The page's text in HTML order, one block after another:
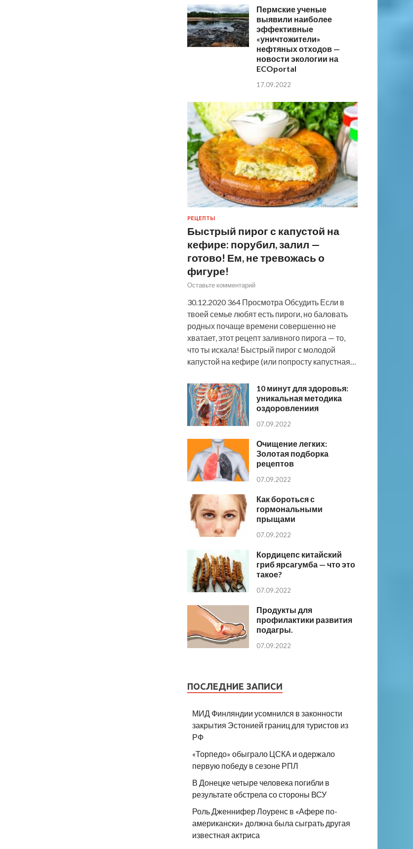
Пермские ученые
выявили наиболее
эффективные
«уничтожители»
нефтяных отходов —
новости экологии на
ECOportal
17.09.2022
РЕЦЕПТЫ
Быстрый пирог с капустой на
кефире: порубил, залил —
готово! Ем, не тревожась о
фигуре!
Оставьте комментарий
30.12.2020 364 Просмотра Обсудить Если в
твоей семье любят есть пироги, но баловать
родных почаще времени совершенно не
хватает, этот рецепт заливного пирога — то,
что ты искала! Быстрый пирог с молодой
капустой на кефире (или попросту капустная…
10 минут для здоровья:
уникальная методика
оздоровлениия
07.09.2022
Очищение легких:
Золотая подборка
рецептов
07.09.2022
Как бороться с
гормональными
прыщами
07.09.2022
Кордицепс китайский
гриб ярсагумба — что это
такое?
07.09.2022
Продукты для
профилактики развития
подагры.
07.09.2022
ПОСЛЕДНИЕ ЗАПИСИ
МИД Финляндии усомнился в законности
закрытия Эстонией границ для туристов из
РФ
«Торпедо» обыграло ЦСКА и одержало
первую победу в сезоне РПЛ
В Донецке четыре человека погибли в
результате обстрела со стороны ВСУ
Роль Дженнифер Лоуренс в «Афере по-
американски» должна была сыграть другая
известная актриса